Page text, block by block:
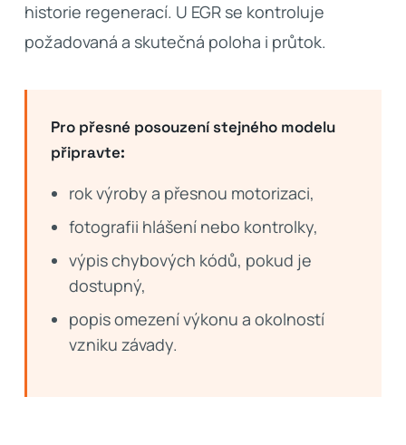
historie regenerací. U EGR se kontroluje
požadovaná a skutečná poloha i průtok.
Pro přesné posouzení stejného modelu
připravte:
rok výroby a přesnou motorizaci,
fotografii hlášení nebo kontrolky,
výpis chybových kódů, pokud je
dostupný,
popis omezení výkonu a okolností
vzniku závady.